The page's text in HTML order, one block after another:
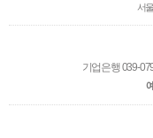
서
기업은행 039-